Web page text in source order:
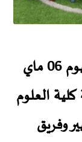
نهائي كأس الجامعة لكرة القدم اليوم 06 ماي
كلية العلوم
وفريق